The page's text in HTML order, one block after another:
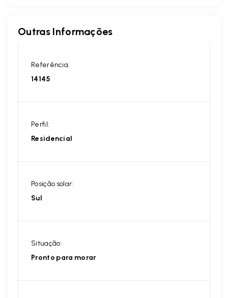
Outras Informações
Referência:
14145
Perfil:
Residencial
Posição solar:
Sul
Situação:
Pronto para morar